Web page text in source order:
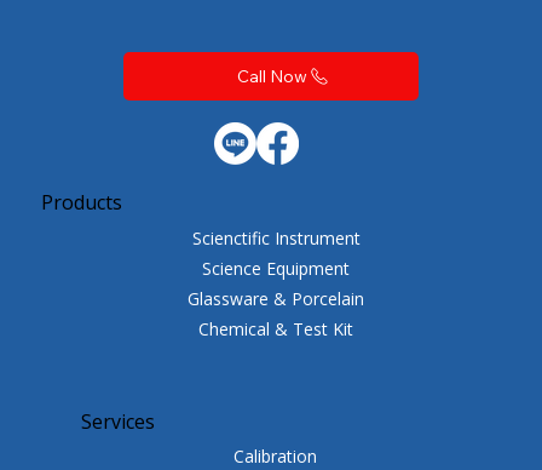
Call Now
Products
Scienctific Instrument
Science Equipment
Glassware & Porcelain
Chemical & Test Kit
Services
Calibration